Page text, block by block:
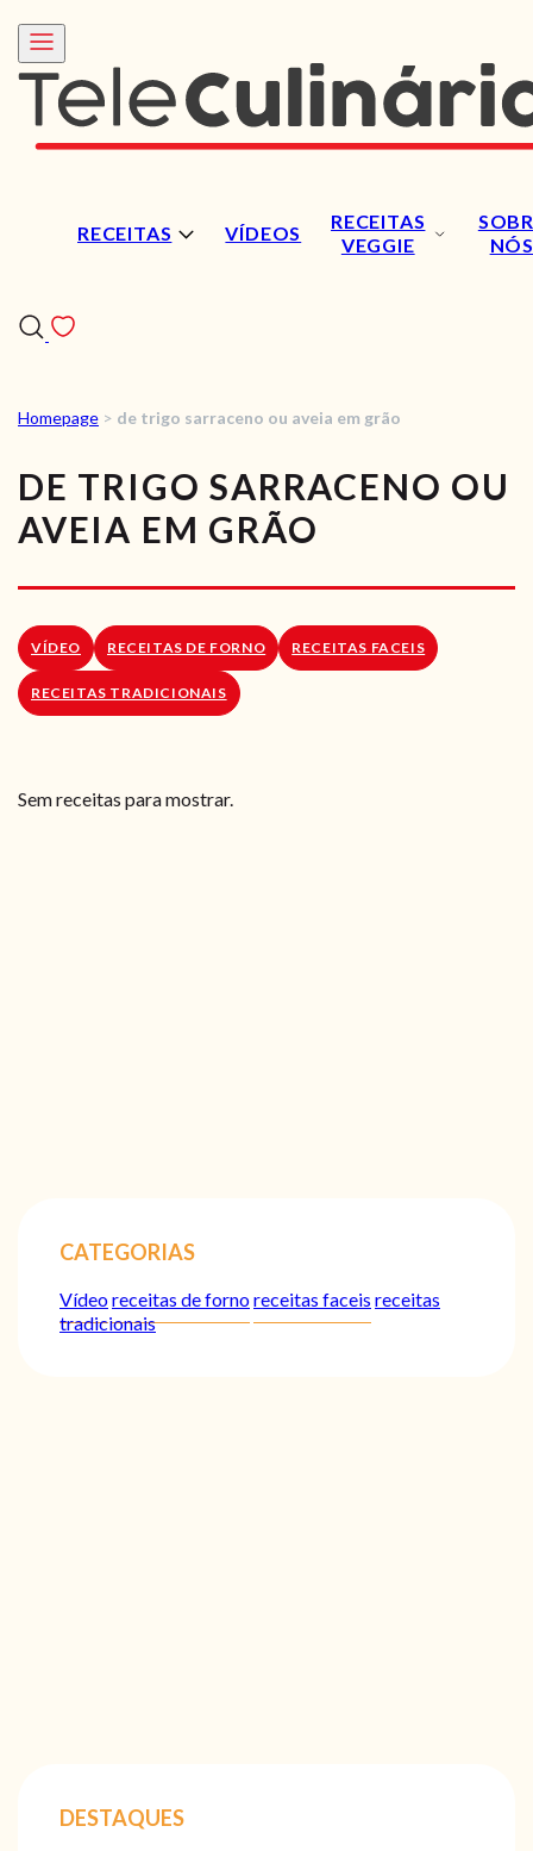
RECEITAS VÍDEOS
RECEITAS
VEGGIE
NÓS
RECEITAS
VÍDEOS
RECEITAS VEGGIE
LOJA ONLINE
Homepage > de trigo sarraceno ou aveia em grão
DE TRIGO SARRACENO OU
AVEIA EM GRÃO
VÍDEO RECEITAS DE FORNO RECEITAS FACEIS
RECEITAS TRADICIONAIS
Sem receitas para mostrar.
CATEGORIAS
Vídeoreceitas de fornoreceitas faceis receitas
tradicionais
DESTAQUES